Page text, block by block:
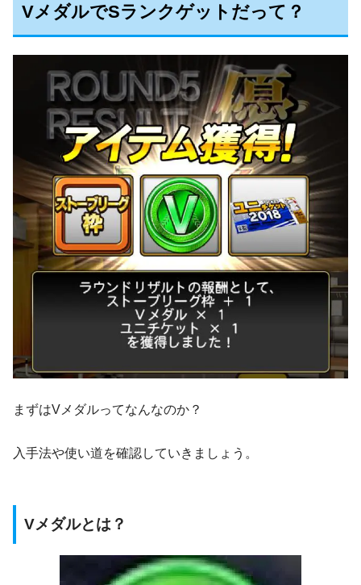
VメダルでSランクゲットだって？
まずはVメダルってなんなのか？
入手法や使い道を確認していきましょう。
Vメダルとは？